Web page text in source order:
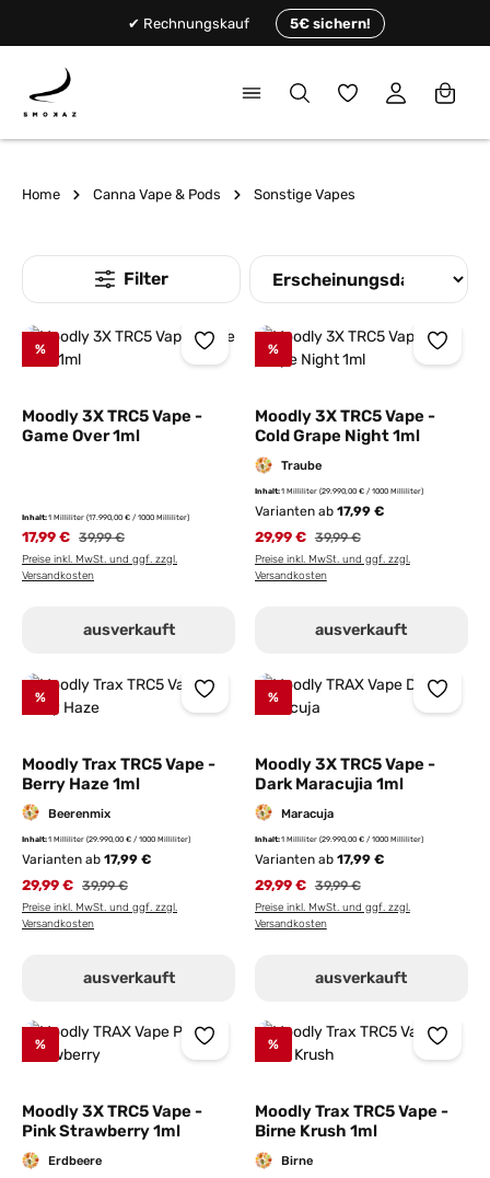
✔ Rechnungskauf 5€ sichern!
Du hast 0
Home Canna Vape & Pods Sonstige Vapes
%
Moodly 3X TRC5 Vape -
Game Over 1ml
Inhalt:1 Milliliter (17.990,00 € / 1000 Milliliter)
17,99 € Regulärer Preis:
39,99 €
Preise inkl. MwSt. und ggf. zzgl.
Versandkosten
ausverkauft
%
Moodly 3X TRC5 Vape -
Cold Grape Night 1ml
Traube
Inhalt:1 Milliliter (29.990,00 € / 1000 Milliliter)
Varianten ab17,99 €
29,99 € Regulärer Preis:
39,99 €
Preise inkl. MwSt. und ggf. zzgl.
Versandkosten
ausverkauft
%
Moodly Trax TRC5 Vape -
Berry Haze 1ml
Beerenmix
Inhalt:1 Milliliter (29.990,00 € / 1000 Milliliter)
Varianten ab 17,99 €
29,99 € Regulärer Preis:
39,99 €
Preise inkl. MwSt. und ggf. zzgl.
Versandkosten
ausverkauft
%
Moodly 3X TRC5 Vape -
Dark Maracujia 1ml
Maracuja
Inhalt:1 Milliliter (29.990,00 € / 1000 Milliliter)
Varianten ab17,99 €
29,99 € Regulärer Preis:
39,99 €
Preise inkl. MwSt. und ggf. zzgl.
Versandkosten
ausverkauft
%
Moodly 3X TRC5 Vape -
Pink Strawberry 1ml
Erdbeere
%
Moodly Trax TRC5 Vape -
Birne Krush 1ml
Birne